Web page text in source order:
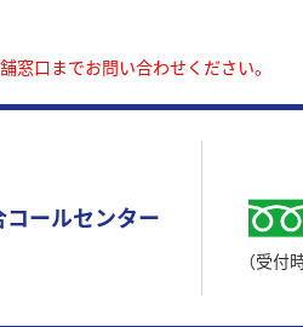
窓口までお問い合わせください。
コールセンター
（受